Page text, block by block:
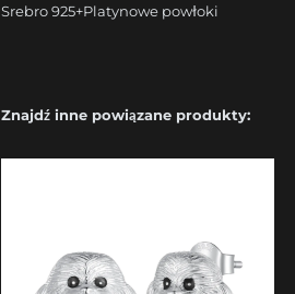
Srebro 925+Platynowe powłoki
Znajdź inne powiązane produkty: